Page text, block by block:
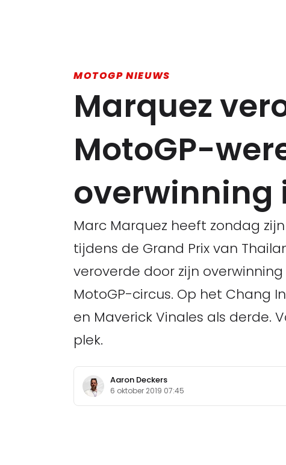
MOTOGP NIEUWS
Marquez
MotoGP-
overwinning
Marc Marquez heeft zondag
tijdens de Grand Prix van
veroverde door zijn
MotoGP-circus. Op het Chang
en Maverick Vinales als derde.
plek.
Aaron Deckers
6 oktober 2019 07:45